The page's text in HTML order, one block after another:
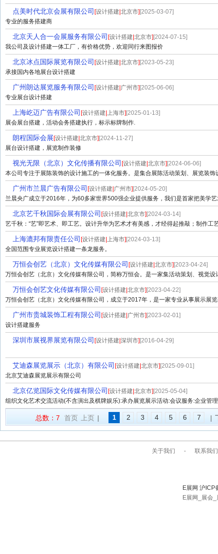
点美时代北京会展有限公司 [设计搭建 北京市] [2025-03-07]
专业的服务搭建商
北京天人合一会展服务有限公司 [设计搭建 北京市] [2024-07-15]
我公司及设计搭建一体工厂，有价格优势，欢迎同行来图报价
北京冰点国际展览有限公司 [设计搭建 北京市] [2023-05-23]
承接国内各地展台设计搭建
广州朗达展览服务有限公司 [设计搭建 广州市] [2025-06-06]
专业展台设计搭建
上海屹迈广告有限公司 [设计搭建 上海市] [2025-01-13]
展会展台搭建，活动会务搭建执行，标示标牌制作.
朗程国际会展[设计搭建 北京市] [2024-11-27]
展台设计搭建，展览制作装修
视光无限（北京）文化传播有限公司 [设计搭建 北京市] [2024-06-06]
本公司专注于展陈装饰的设计施工的一体化服务。是集合展陈活动策划、展览装饰
广州市兰晨广告有限公司 [设计搭建 广州市] [2024-05-20]
兰晨央广成立于2016年，为60多家世界500强企业提供服务，我们是首家把美学
北京艺千秋国际会展有限公司 [设计搭建 北京市] [2024-03-14]
艺千秋：“艺”即艺术、即工艺。设计升华为艺术才有美感，才经得起推敲；制作工
上海漉邦有限责任公司 [设计搭建 上海市] [2024-03-13]
全国范围专业展览设计搭建一条龙服务。
万恒会创艺（北京）文化传媒有限公司 [设计搭建 北京市] [2023-04-24]
万恒会创艺（北京）文化传媒有限公司，简称万恒会。是一家集活动策划、视觉设
万恒会创艺文化传媒有限公司 [设计搭建 北京市] [2023-04-22]
万恒会创艺（北京）文化传媒有限公司，成立于2017年，是一家专业从事展示展
广州市贵城装饰工程有限公司 [设计搭建 广州市] [2023-02-01]
设计搭建服务
深圳市展视界展览有限公司 [设计搭建 深圳市] [2016-04-29]
艾迪森展览展示（北京）有限公司 [设计搭建 北京市] [2025-09-01]
北京艾迪森展览展示有限公司
北京亿览国际文化传媒有限公司 [设计搭建 北京市] [2025-05-04]
组织文化艺术交流活动(不含演出及棋牌娱乐):承办展览展示活动:会议服务:企业管
总数：7 首页 上页 | 1 2 3 4 5 6 7 |
关于我们 - 联系我们
E展网 沪
E展网_展会